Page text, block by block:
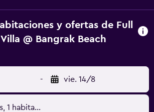
y ofertas de Full
@ Bangrak Beach
- vie. 14/8
1 habitación